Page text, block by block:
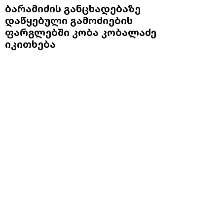
ბარამიძის განცხადებაზე
დაწყებული გამოძიების
ფარგლებში კობა კობალაძე
იკითხება